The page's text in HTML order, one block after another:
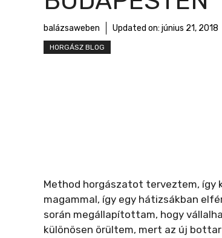
balázsaweben Updated on: június 21, 2018
HORGÁSZ BLOG
Method horgászatot terveztem, így
magammal, így egy hátizsákban
során megállapítottam, hogy
különösen örültem, mert az új